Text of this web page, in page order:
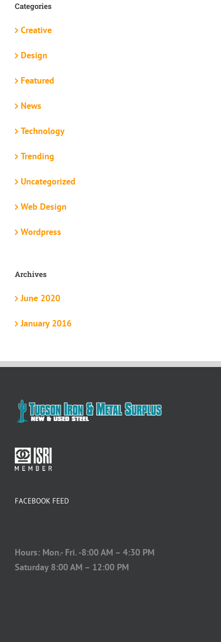
Categories
Creative
Design
Featured
News
Technology
Trending
Uncategorized
Web Design
Wordpress
Archives
June 2020
January 2016
FACEBOOK FEED
Hours: Mon.- Fri. -8:00 AM – 4:30 PM
Saturday 8:00 AM – 12:00 PM